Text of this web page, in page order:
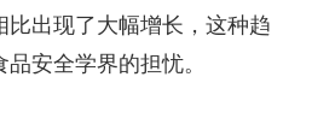
比出现了大幅增长，这种趋
安全学界的担忧。